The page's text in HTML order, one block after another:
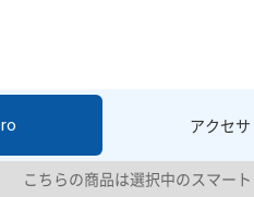
アクセサ
こちらの商品は選択中のスマー